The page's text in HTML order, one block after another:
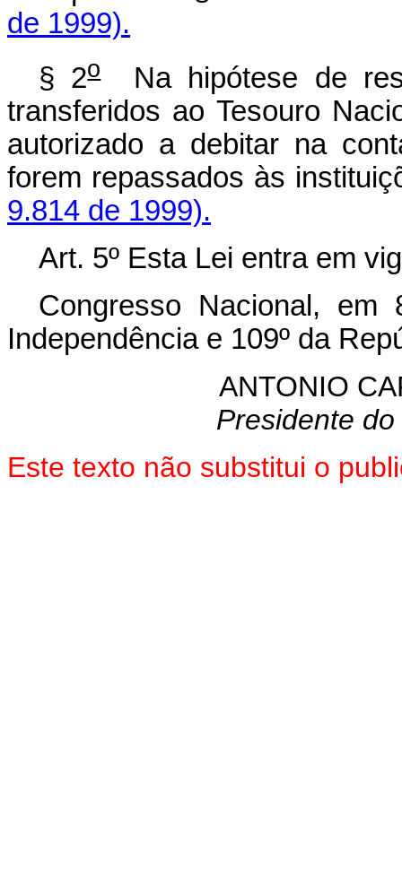
de 1999).
§ 2oNa hipótese de
transferidos ao Tesouro
autorizado a debitar na
forem repassados às
9.814 de 1999).
Art. 5º Esta Lei entra em
Congresso Nacional,
Independência e 109º da
ANTONIO
Presidente
Este texto não substitui o